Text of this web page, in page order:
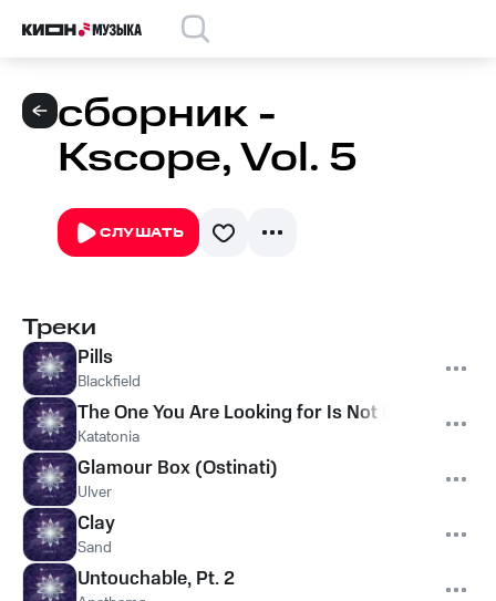
сборник -
Kscope, Vol. 5
СЛУШАТЬ
Треки
Pills
Blackfield
The One You Are Looking for Is Not Here
Katatonia
Glamour Box (Ostinati)
Ulver
Clay
Sand
Untouchable, Pt. 2